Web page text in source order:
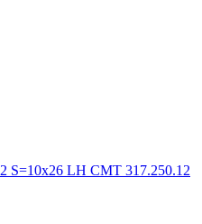
S=10x26 LH CMT 317.250.12